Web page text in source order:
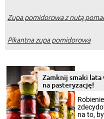
Zupa pomidorowa z nutą
Pikantna zupa pomidorowa
Zamknij smaki lata
na pasteryzację!
na to,